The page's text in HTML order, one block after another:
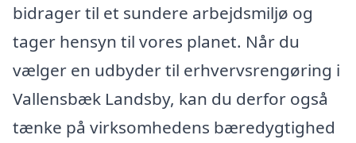
bidrager til et sundere arbejdsmiljø og
tager hensyn til vores planet. Når du
vælger en udbyder til erhvervsrengøring i
Vallensbæk Landsby, kan du derfor også
tænke på virksomhedens bæredygtighed